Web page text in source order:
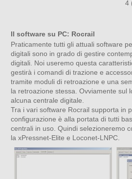
4
Il software su PC: Rocrail
Praticamente tutti gli attuali software
digitali sono in grado di gestire
digitali. Noi useremo questa
gestirà i comandi di trazione e
tramite moduli di retroazione e una
la retroazione stessa. Ovviamente sul
alcuna centrale digitale.
Tra i vari software Rocrail supporta in
configurazione è alla portata di tutti
centrali in uso. Quindi selezioneremo
la xPressnet-Elite e Loconet-LNPC.